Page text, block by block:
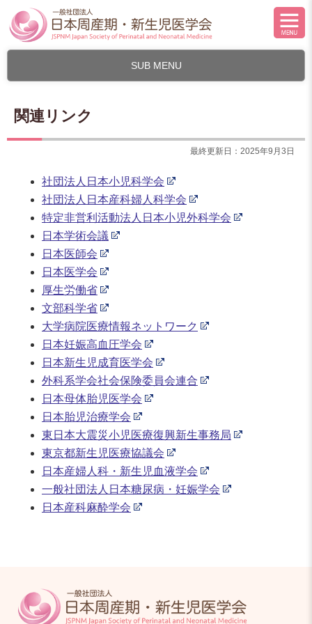
SUB MENU
関連リンク
最終更新日：2025年9月3日
社団法人日本小児科学会
社団法人日本産科婦人科学会
特定非営利活動法人日本小児外科学会
日本学術会議
日本医師会
日本医学会
厚生労働省
文部科学省
大学病院医療情報ネットワーク
日本妊娠高血圧学会
日本新生児成育医学会
外科系学会社会保険委員会連合
日本母体胎児医学会
日本胎児治療学会
東日本大震災小児医療復興新生事務局
東京都新生児医療協議会
日本産婦人科・新生児血液学会
一般社団法人日本糖尿病・妊娠学会
日本産科麻酔学会